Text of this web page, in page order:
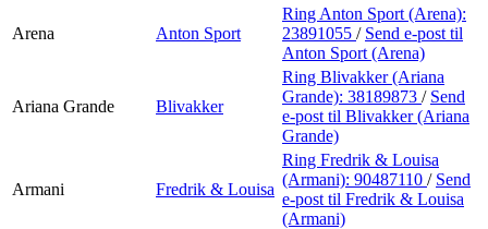
Arena Anton Sport
Ring Anton Sport (Arena):
23891055 / Send e-post til
Anton Sport (Arena)
Ariana Grande Blivakker
Ring Blivakker (Ariana
Grande): 38189873 / Send
e-post til Blivakker (Ariana
Grande)
Armani Fredrik & Louisa
Ring Fredrik & Louisa
(Armani): 90487110 / Send
e-post til Fredrik & Louisa
(Armani)